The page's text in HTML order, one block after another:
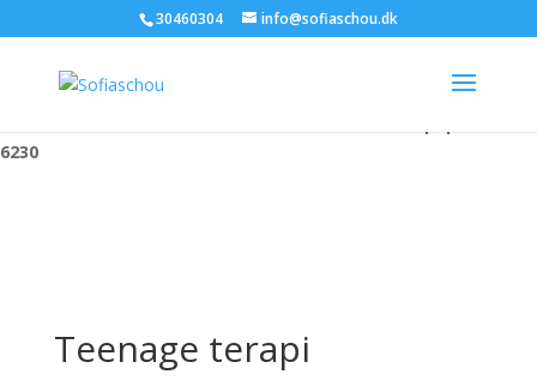
Warning: "continue" targeting switch is equivalent to "break". Did
you mean to use "continue 2"? in
/var/www/sofiaschou.dk/public_html/wp-
6230
30460304 info@sofiaschou.dk
Teenage terapi